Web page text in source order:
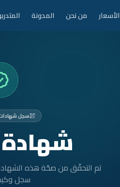
الأسعار من نحن المدونة
سجل
تم التحقّق من صحّة هذه
سجل